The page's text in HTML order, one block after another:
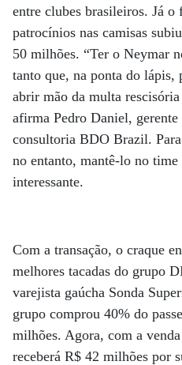
entre clubes brasileiros. Já o
patrocínios nas camisas
50 milhões. “Ter o Neymar
tanto que, na ponta do lápis,
abrir mão da multa
afirma Pedro Daniel, gerente
consultoria BDO Brazil.
no entanto, mantê-lo no
interessante.
Com a transação, o craque
melhores tacadas do grupo
varejista gaúcha Sonda
grupo comprou 40% do
milhões. Agora, com a
receberá R$ 42 milhões por